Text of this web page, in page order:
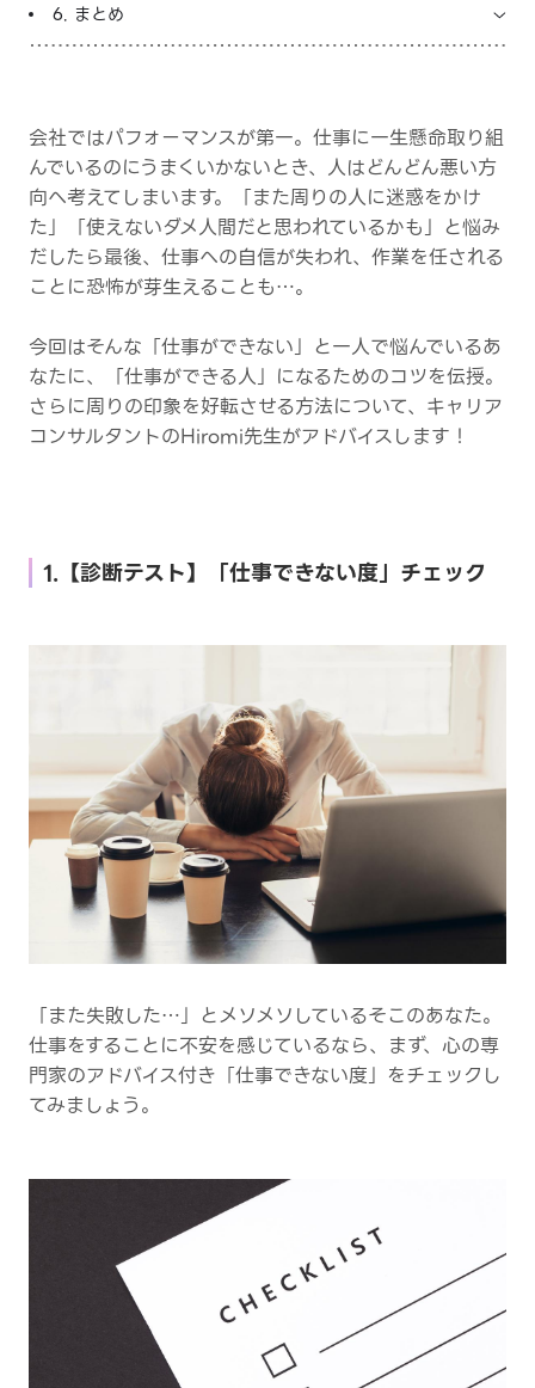
6. まとめ
会社ではパフォーマンスが第一。仕事に一生懸命取り組
んでいるのにうまくいかないとき、人はどんどん悪い方
向へ考えてしまいます。「また周りの人に迷惑をかけ
た」「使えないダメ人間だと思われているかも」と悩み
だしたら最後、仕事への自信が失われ、作業を任される
ことに恐怖が芽生えることも…。
今回はそんな「仕事ができない」と一人で悩んでいるあ
なたに、「仕事ができる人」になるためのコツを伝授。
さらに周りの印象を好転させる方法について、キャリア
コンサルタントのHiromi先生がアドバイスします！
1.【診断テスト】「仕事できない度」チェック
「また失敗した…」とメソメソしているそこのあなた。
仕事をすることに不安を感じているなら、まず、心の専
門家のアドバイス付き「仕事できない度」をチェックし
てみましょう。